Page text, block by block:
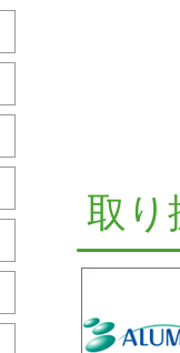
取り